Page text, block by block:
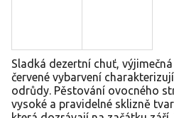
Sladká dezertní chuť,
červené vybarvení
odrůdy. Pěstování ovocného
vysoké a pravidelné sklizně